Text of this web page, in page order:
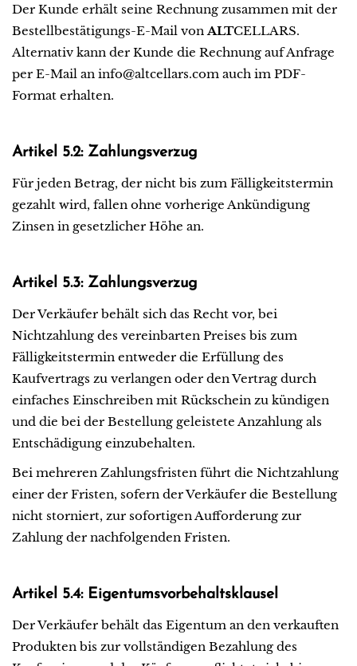
Der Kunde erhält seine Rechnung zusammen mit der
Bestellbestätigungs-E-Mail vonALTCELLARS.
Alternativ kann der Kunde die Rechnung auf Anfrage
per E-Mail an info@altcellars.com auch im PDF-
Format erhalten.
Artikel 5.2: Zahlungsverzug
Für jeden Betrag, der nicht bis zum Fälligkeitstermin
gezahlt wird, fallen ohne vorherige Ankündigung
Zinsen in gesetzlicher Höhe an.
Artikel 5.3: Zahlungsverzug
Der Verkäufer behält sich das Recht vor, bei
Nichtzahlung des vereinbarten Preises bis zum
Fälligkeitstermin entweder die Erfüllung des
Kaufvertrags zu verlangen oder den Vertrag durch
einfaches Einschreiben mit Rückschein zu kündigen
und die bei der Bestellung geleistete Anzahlung als
Entschädigung einzubehalten.
Bei mehreren Zahlungsfristen führt die Nichtzahlung
einer der Fristen, sofern der Verkäufer die Bestellung
nicht storniert, zur sofortigen Aufforderung zur
Zahlung der nachfolgenden Fristen.
Artikel 5.4: Eigentumsvorbehaltsklausel
Der Verkäufer behält das Eigentum an den verkauften
Produkten bis zur vollständigen Bezahlung des